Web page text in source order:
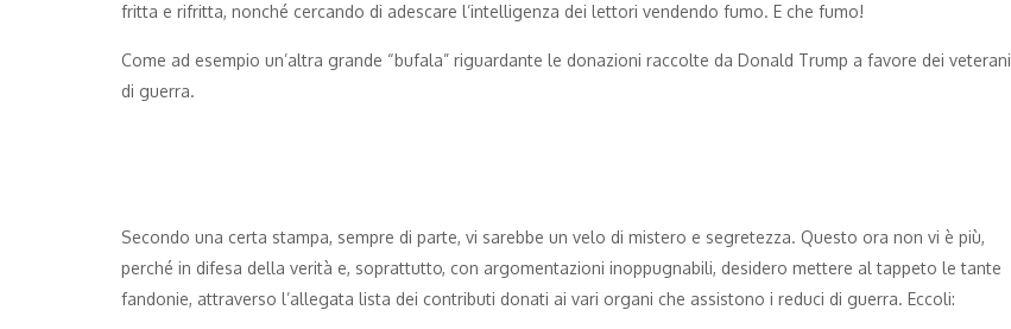
fritta e rifritta, nonché cercando di adescare l’intelligenza dei lettori vendendo fumo. E che fumo!
Come ad esempio un’altra grande “bufala” riguardante le donazioni raccolte da Donald Trump a favore dei veterani
di guerra.
Secondo una certa stampa, sempre di parte, vi sarebbe un velo di mistero e segretezza. Questo ora non vi è più,
perché in difesa della verità e, soprattutto, con argomentazioni inoppugnabili, desidero mettere al tappeto le tante
fandonie, attraverso l’allegata lista dei contributi donati ai vari organi che assistono i reduci di guerra. Eccoli: